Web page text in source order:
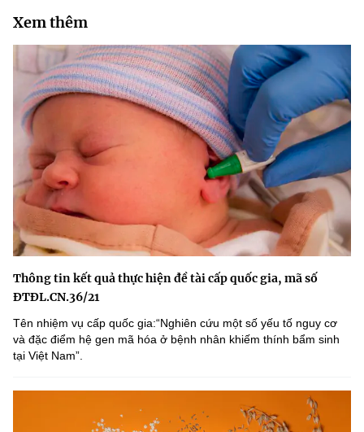
Xem thêm
Thông tin kết quả thực hiện đề tài cấp quốc gia, mã số
ĐTĐL.CN.36/21
Tên nhiệm vụ cấp quốc gia:“Nghiên cứu một số yếu tố nguy cơ
và đặc điểm hệ gen mã hóa ở bệnh nhân khiếm thính bẩm sinh
tại Việt Nam”.